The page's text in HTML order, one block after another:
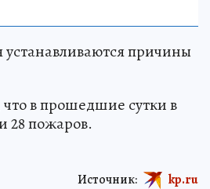
причины
что в прошедшие сутки в
28 пожаров.
Источник: kp.ru